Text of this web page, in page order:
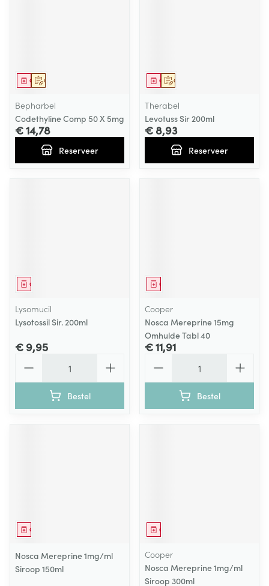
Op voorschrift
Geneesmiddel
Bepharbel
Codethyline Comp 50 X 5mg
€ 14,78
Reserveer
Op voorschrift
Geneesmiddel
Therabel
Levotuss Sir 200ml
€ 8,93
Reserveer
Geneesmiddel
Lysomucil
Lysotossil Sir. 200ml
€ 9,95
Bestel
Geneesmiddel
Cooper
Nosca Mereprine 15mg
Omhulde Tabl 40
€ 11,91
Bestel
Geneesmiddel
Nosca Mereprine 1mg/ml
Siroop 150ml
Geneesmiddel
Cooper
Nosca Mereprine 1mg/ml
Siroop 300ml